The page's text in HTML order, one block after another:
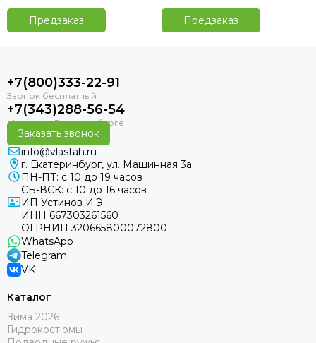
Предзаказ Предзаказ
+7(800)333-22-91
+7(343)288-56-54
Заказать звонок
info@vlastah.ru
г. Екатеринбург, ул. Машинная 3а
ПН-ПТ: с 10 до 19 часов
СБ-ВСК: с 10 до 16 часов
ИП Устинов И.Э.
ИНН 667303261560
ОГРНИП 320665800072800
WhatsApp
Telegram
VK
Каталог
Зима 2026
Гидрокостюмы